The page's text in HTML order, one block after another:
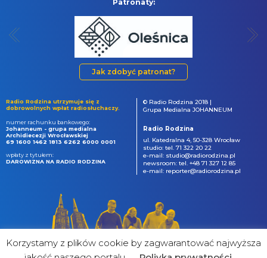
Patronaty:
Jak zdobyć patronat?
Radio Rodzina utrzymuje się z
dobrowolnych wpłat radiosłuchaczy.
numer rachunku bankowego:
Johanneum - grupa medialna
Archidiecezji Wrocławskiej
69 1600 1462 1813 6262 6000 0001
wpłaty z tytułem:
DAROWIZNA NA RADIO RODZINA
© Radio Rodzina 2018 |
Grupa Medialna JOHANNEUM
Radio Rodzina
ul. Katedralna 4, 50-328 Wrocław
studio: tel. 71 322 20 22
e-mail: studio@radiorodzina.pl
newsroom: tel. +48 71 327 12 85
e-mail: reporter@radiorodzina.pl
Korzystamy z plików cookie by zagwarantować najwyższa